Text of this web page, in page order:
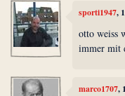
sporti1947,
otto weiss
immer mit
marco1707,